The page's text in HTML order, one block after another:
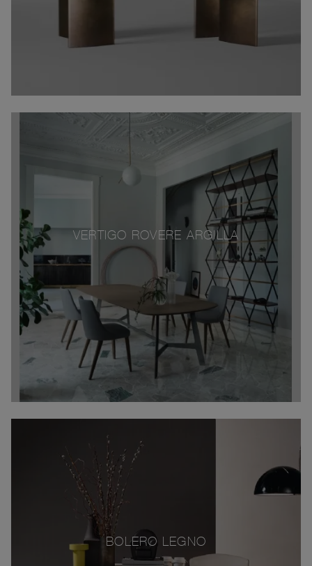
VERTIGO ROVERE ARGILLA
BOLERO LEGNO